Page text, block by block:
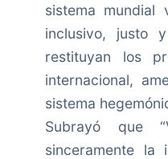
sistema mundial
inclusivo, justo
restituyan los
internacional,
sistema
Subrayó que
sinceramente la